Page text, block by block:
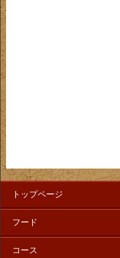
トップページ
フード
コース